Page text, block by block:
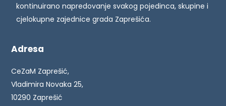
kontinuirano napredovanje svakog pojedinca, skupine i
cjelokupne zajednice grada Zaprešića.
Adresa
CeZaM Zaprešić,
Vladimira Novaka 25,
10290 Zaprešić